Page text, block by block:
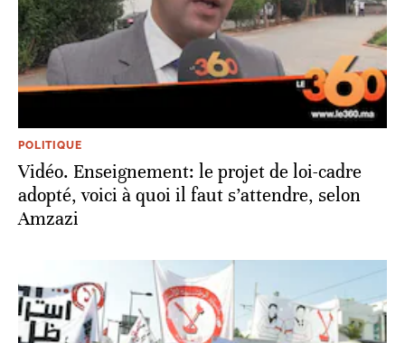
POLITIQUE
Vidéo. Enseignement: le projet de loi-cadre
adopté, voici à quoi il faut s’attendre, selon
Amzazi